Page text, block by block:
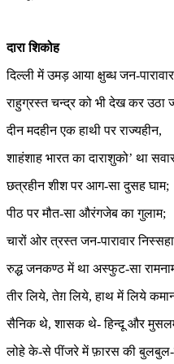
दारा शिकोह
दिल्ली में उमड़ आया क्षुब्ध जन-
राहुग्रस्त चन्द्र को भी देख कर उठा
दीन मदहीन एक हाथी पर राज्यहीन,
शाहंशाह भारत का दाराशुको’ था
छत्रहीन शीश पर आग-सा दुसह घाम;
पीठ पर मौत-सा औरंगजेब का गुलाम;
चारों ओर त्रस्त जन-पारावार
रुद्ध जनकण्ठ में था अस्फुट-सा
तीर लिये, तेग़ लिये, हाथ में लिये
सैनिक थे, शासक थे- हिन्दू और
लोहे के-से पींजरे में फ़ारस की